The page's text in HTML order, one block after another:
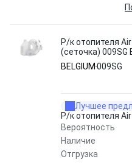
Р/к отопителя
(сеточка) 009SG
BELGIUM 009SG
Лучшее
Р/к отопителя
Вероятность
Наличие
Отгрузка